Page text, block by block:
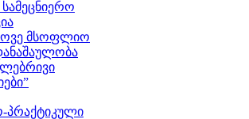
მსოფლიო
პრაქტიკული